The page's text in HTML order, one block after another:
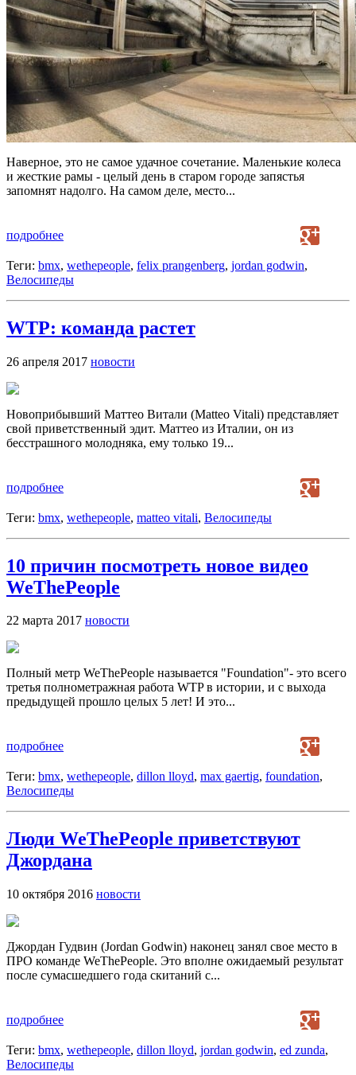
Наверное, это не самое удачное сочетание. Маленькие колеса
и жесткие рамы - целый день в старом городе запястья
запомнят надолго. На самом деле, место...
подробнее
Теги: bmx, wethepeople, felix prangenberg, jordan godwin,
Велосипеды
WTP: команда растет
26 апреля 2017 новости
Новоприбывший Маттео Витали (Matteo Vitali) представляет
свой приветственный эдит. Маттео из Италии, он из
бесстрашного молодняка, ему только 19...
подробнее
Теги: bmx, wethepeople, matteo vitali, Велосипеды
10 причин посмотреть новое видео
WeThePeople
22 марта 2017 новости
Полный метр WeThePeople называется "Foundation"- это всего
третья полнометражная работа WTP в истории, и с выхода
предыдущей прошло целых 5 лет! И это...
подробнее
Теги: bmx, wethepeople, dillon lloyd, max gaertig, foundation,
Велосипеды
Люди WeThePeople приветствуют
Джордана
10 октября 2016 новости
Джордан Гудвин (Jordan Godwin) наконец занял свое место в
ПРО команде WeThePeople. Это вполне ожидаемый результат
после сумасшедшего года скитаний с...
подробнее
Теги: bmx, wethepeople, dillon lloyd, jordan godwin, ed zunda,
Велосипеды